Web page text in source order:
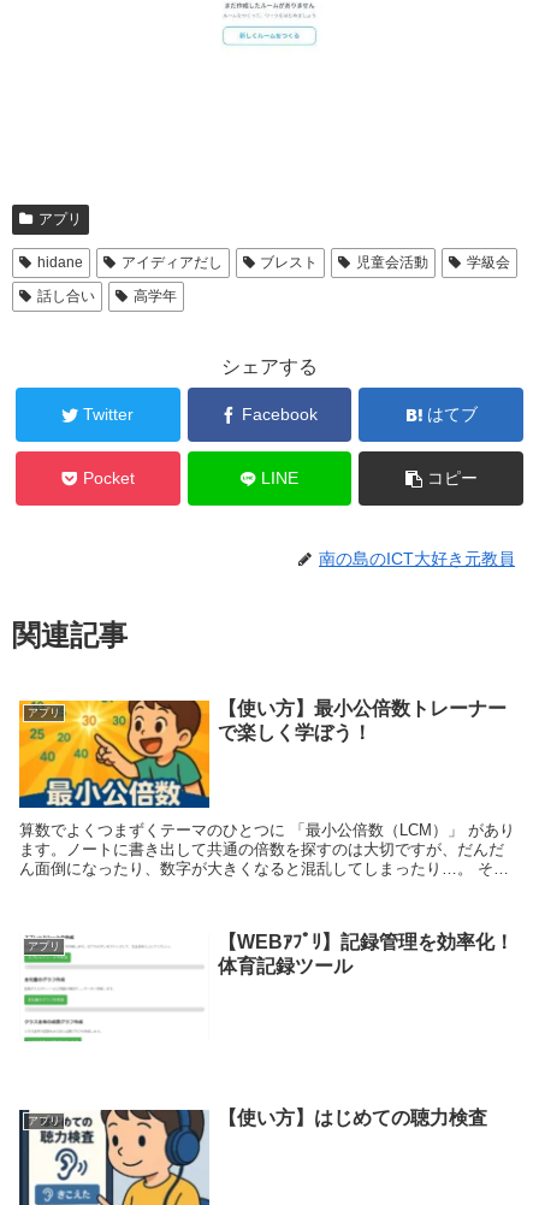
アプリ
hidane アイディアだし ブレスト 児童会活動
学級会
話し合い
高学年
シェアする
Twitter Facebook はてブ
Pocket LINE コピー
南の島のICT大好き元教員
関連記事
アプリ
【使い方】最小公倍数トレーナー
で楽しく学ぼう！
算数でよくつまずくテーマのひとつに 「最小公倍数（LCM）」 があり
ます。ノートに書き出して共通の倍数を探すのは大切ですが、だんだ
ん面倒になったり、数字が大きくなると混乱してしまったり…。 そこ
アプリ
【WEBｱﾌﾟﾘ】記録管理を効率化！
体育記録ツール
アプリ 【使い方】はじめての聴力検査